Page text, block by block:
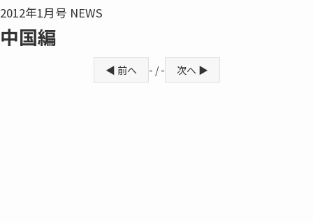
2012年1月号 NEWS
中国編
◀ 前へ - / - 次へ ▶